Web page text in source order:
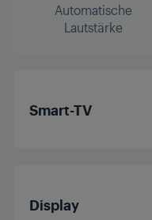
Automatische
Lautstärke
Smart-TV
Display